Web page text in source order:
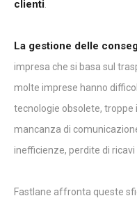
clienti
La gestione delle
impresa che si basa sul
molte imprese hanno
tecnologie obsolete,
mancanza di
inefficienze, perdite di
Fastlane affronta queste